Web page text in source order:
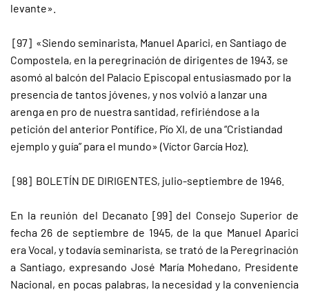
levante».
[97] «Siendo seminarista, Manuel Aparici, en Santiago de
Compostela, en la peregrinación de dirigentes de 1943, se
asomó al balcón del Palacio Episcopal entusiasmado por la
presencia de tantos jóvenes, y nos volvió a lanzar una
arenga en pro de nuestra santidad, refiriéndose a la
petición del anterior Pontífice, Pío XI, de una “Cristiandad
ejemplo y guía” para el mundo» (Víctor García Hoz).
[98] BOLETÍN DE DIRIGENTES, julio-septiembre de 1946.
En la reunión del Decanato [99] del Consejo Superior de
fecha 26 de septiembre de 1945, de la que Manuel Aparici
era Vocal, y todavía seminarista, se trató de la Peregrinación
a Santiago, expresando José María Mohedano, Presidente
Nacional, en pocas palabras, la necesidad y la conveniencia